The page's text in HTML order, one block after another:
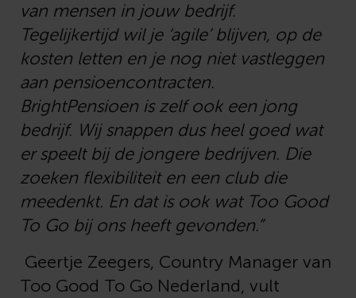
van mensen in jouw bedrijf.
Tegelijkertijd wil je ‘agile’ blijven, op de
kosten letten en je nog niet vastleggen
aan pensioencontracten.
BrightPensioen is zelf ook een jong
bedrijf. Wij snappen dus heel goed wat
er speelt bij de jongere bedrijven. Die
zoeken flexibiliteit en een club die
meedenkt. En dat is ook wat Too Good
To Go bij ons heeft gevonden.”
Geertje Zeegers, Country Manager van
Too Good To Go Nederland, vult